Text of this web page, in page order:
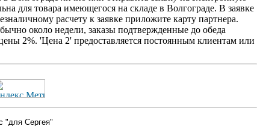
для товара имеющегося на складе в Волгограде. В заявке
расчету к заявке приложите карту партнера.
около недели, заказы подтвержденные до обеда
2%. 'Цена 2' предоставляется постоянным клиентам или
"для Сергея"